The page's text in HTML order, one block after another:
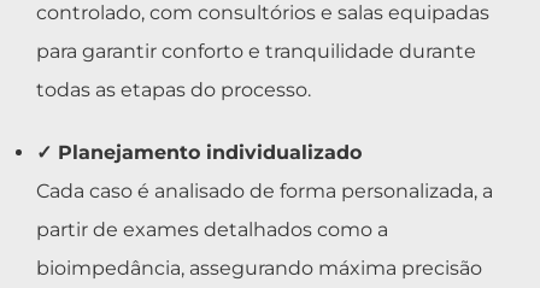
controlado, com consultórios e salas equipadas
para garantir conforto e tranquilidade durante
todas as etapas do processo.
✓ Planejamento individualizado
Cada caso é analisado de forma personalizada, a
partir de exames detalhados como a
bioimpedância, assegurando máxima precisão